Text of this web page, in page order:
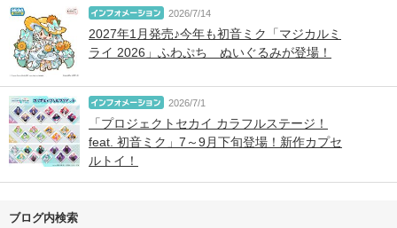
2026/7/14
2027年1月発売♪今年も初音ミク「マジカルミ
ライ 2026」ふわぷち ぬいぐるみが登場！
2026/7/1
「プロジェクトセカイ カラフルステージ！
feat. 初音ミク」7～9月下旬登場！新作カプセ
ルトイ！
ブログ内検索